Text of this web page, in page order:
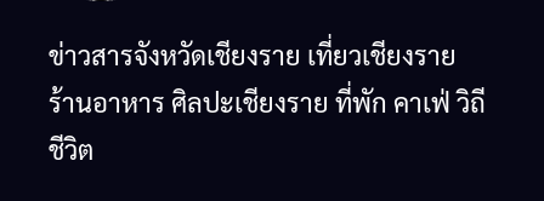
ข่าวสารจังหวัดเชียงราย เที่ยวเชียงราย
ร้านอาหาร ศิลปะเชียงราย ที่พัก คาเฟ่ วิถี
ชีวิต